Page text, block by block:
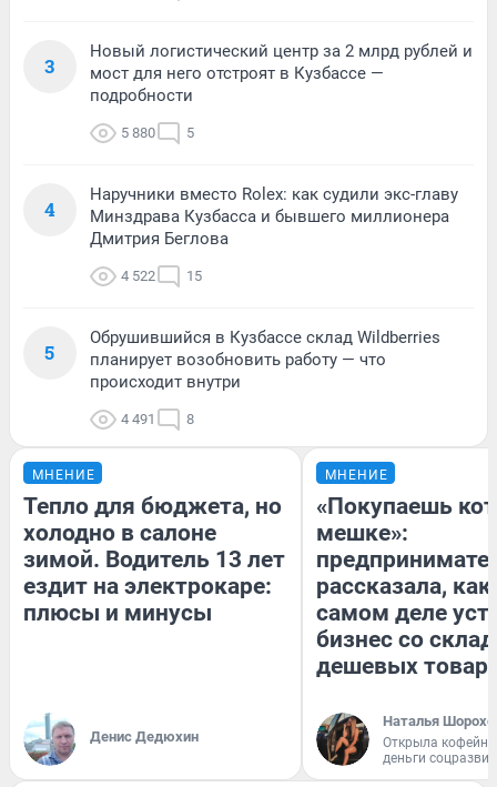
3
Новый логистический центр за 2 млрд рублей и
мост для него отстроят в Кузбассе —
подробности
5 880 5
4
Наручники вместо Rolex: как судили экс-главу
Минздрава Кузбасса и бывшего миллионера
Дмитрия Беглова
4 522 15
5
Обрушившийся в Кузбассе склад Wildberries
планирует возобновить работу — что
происходит внутри
4 491 8
МНЕНИЕ
Тепло для бюджета, но
холодно в салоне
зимой. Водитель 13 лет
ездит на электрокаре:
плюсы и минусы
Денис Дедюхин
МНЕНИЕ
«Покупаешь
мешке»:
рассказала, как
самом деле
бизнес со
дешевых
Наталья
Открыла
деньги